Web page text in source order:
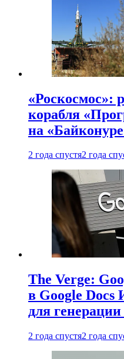
«Роскосмос»:
корабля
на
2 года спустя2 года
The Verge:
в Google Docs
для
2 года спустя2 года